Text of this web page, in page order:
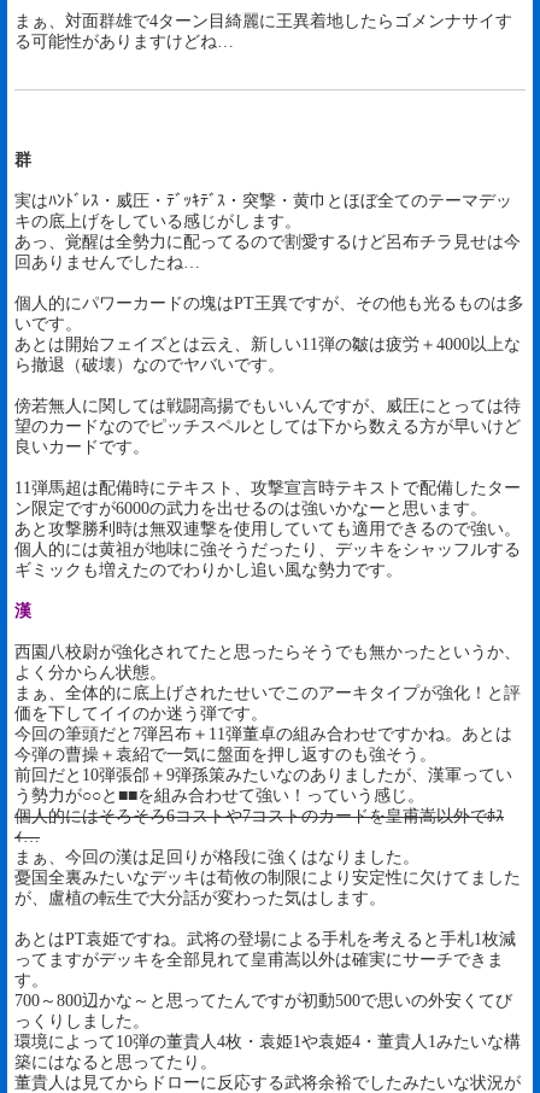
まぁ、対面群雄で4ターン目綺麗に王異着地したらゴメンナサイす
る可能性がありますけどね…
群
実はﾊﾝﾄﾞﾚｽ・威圧・ﾃﾞｯｷﾃﾞｽ・突撃・黄巾とほぼ全てのテーマデッ
キの底上げをしている感じがします。
あっ、覚醒は全勢力に配ってるので割愛するけど呂布チラ見せは今
回ありませんでしたね…
個人的にパワーカードの塊はPT王異ですが、その他も光るものは多
いです。
あとは開始フェイズとは云え、新しい11弾の皺は疲労＋4000以上な
ら撤退（破壊）なのでヤバいです。
傍若無人に関しては戦闘高揚でもいいんですが、威圧にとっては待
望のカードなのでピッチスペルとしては下から数える方が早いけど
良いカードです。
11弾馬超は配備時にテキスト、攻撃宣言時テキストで配備したター
ン限定ですが6000の武力を出せるのは強いかなーと思います。
あと攻撃勝利時は無双連撃を使用していても適用できるので強い。
個人的には黄祖が地味に強そうだったり、デッキをシャッフルする
ギミックも増えたのでわりかし追い風な勢力です。
漢
西園八校尉が強化されてたと思ったらそうでも無かったというか、
よく分からん状態。
まぁ、全体的に底上げされたせいでこのアーキタイプが強化！と評
価を下してイイのか迷う弾です。
今回の筆頭だと7弾呂布＋11弾董卓の組み合わせですかね。あとは
今弾の曹操＋袁紹で一気に盤面を押し返すのも強そう。
前回だと10弾張郃＋9弾孫策みたいなのありましたが、漢軍ってい
う勢力が○○と■■を組み合わせて強い！っていう感じ。
個人的にはそろそろ6コストや7コストのカードを皇甫嵩以外でﾎｽ
ｨ…
まぁ、今回の漢は足回りが格段に強くはなりました。
憂国全裏みたいなデッキは荀攸の制限により安定性に欠けてました
が、盧植の転生で大分話が変わった気はします。
あとはPT袁姫ですね。武将の登場による手札を考えると手札1枚減
ってますがデッキを全部見れて皇甫嵩以外は確実にサーチできま
す。
700～800辺かな～と思ってたんですが初動500で思いの外安くてび
っくりしました。
環境によって10弾の董貴人4枚・袁姫1や袁姫4・董貴人1みたいな構
築にはなると思ってたり。
董貴人は見てからドローに反応する武将余裕でしたみたいな状況が